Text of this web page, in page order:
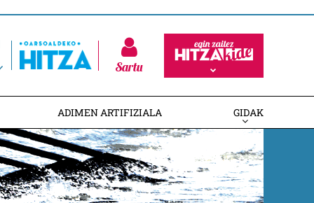
Sartu
ADIMEN ARTIFIZIALA GIDAK